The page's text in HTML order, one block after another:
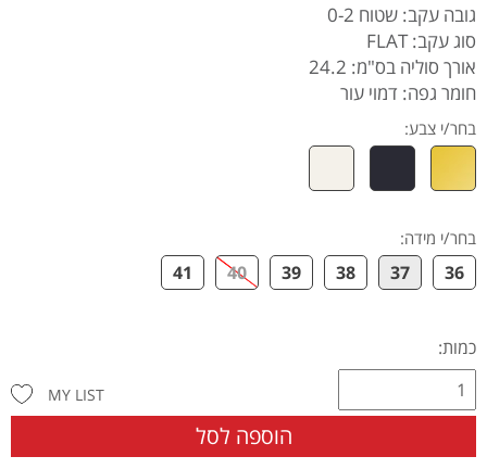
גובה עקב: שטוח 0-2
סוג עקב: FLAT
אורך סוליה בס"מ: 24.2
חומר גפה: דמוי עור
בחר/י צבע:
בחר/י מידה:
36
37
38
39
40
41
כמות:
הוספה לסל
MY LIST